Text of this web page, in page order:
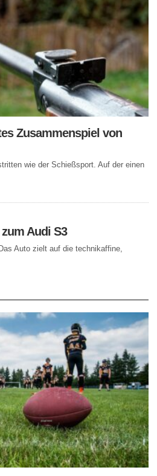
Zusammenspiel von
wie der Schießsport. Auf der einen
Audi S3
Auto zielt auf die technikaffine,